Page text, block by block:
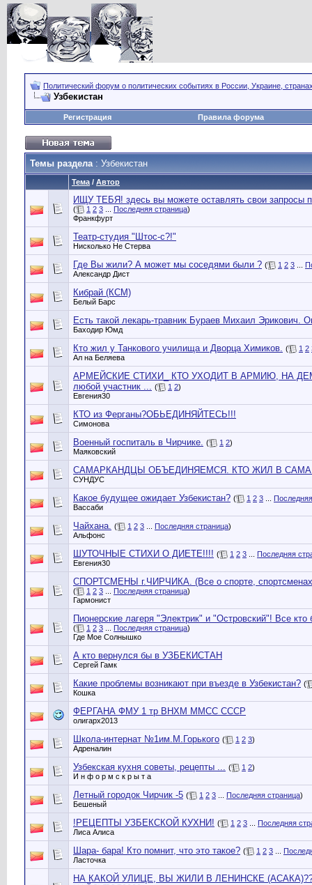
Политический форум о политических событиях в России, Украине,
Узбекистан
Регистрация Правила форума
Темы раздела: Узбекистан
Тема / Автор
ИЩУ ТЕБЯ! здесь вы можете оставлять свои запросы
( 1 2 3 Последняя страница)
Франкфурт
Театр-студия "Штос-с?!"
Нисколько Не Стерва
Где Вы жили? А может мы соседями были ? ( 1 2 3
Александр Дист
Кибрай (КСМ)
Белый Барс
Есть такой лекарь-травник Бураев Михаил Эрикович.
Баходир Юмд
Кто жил у Танкового училища и Дворца Химиков. ( 1 2
Ал на Беляева
АРМЕЙСКИЕ СТИХИ_ КТО УХОДИТ В АРМИЮ, НА
любой участник ... ( 1 2)
Евгения30
КТО из Ферганы?ОБЬЕДИНЯЙТЕСЬ!!!
Симонова
Военный госпиталь в Чирчике. ( 1 2)
Маяковский
САМАРКАНДЦЫ ОБЪЕДИНЯЕМСЯ. КТО ЖИЛ В
СУНДУС
Какое будущее ожидает Узбекистан? ( 1 2 3
Вассаби
Чайхана. ( 1 2 3 Последняя страница)
Альфонс
ШУТОЧНЫЕ СТИХИ О ДИЕТЕ!!!! ( 1 2 3
Последняя
Евгения30
СПОРТСМЕНЫ г.ЧИРЧИКА. (Все о спорте, спортсменах
( 1 2 3 Последняя страница)
Гармонист
Пионерские лагеря "Электрик" и "Островский"! Все
( 1 2 3 Последняя страница)
Где Мое Солнышко
А кто вернулся бы в УЗБЕКИСТАН
Сергей Гамк
Какие проблемы возникают при въезде в Узбекистан? (
Кошка
ФЕРГАНА ФМУ 1 тр ВНХМ ММСС СССР
олигарх2013
Школа-интернат №1им.М.Горького ( 1 2 3)
Адреналин
Узбекская кухня советы, рецепты ... ( 1 2)
И н ф о р м с к р ы т а
Летный городок Чирчик -5 ( 1 2 3 Последняя страница)
Бешеный
!РЕЦЕПТЫ УЗБЕКСКОЙ КУХНИ! ( 1 2 3
Последняя
Лиса Алиса
Шара- бара! Кто помнит, что это такое? ( 1 2 3
Ласточка
НА КАКОЙ УЛИЦЕ, ВЫ ЖИЛИ В ЛЕНИНСКЕ